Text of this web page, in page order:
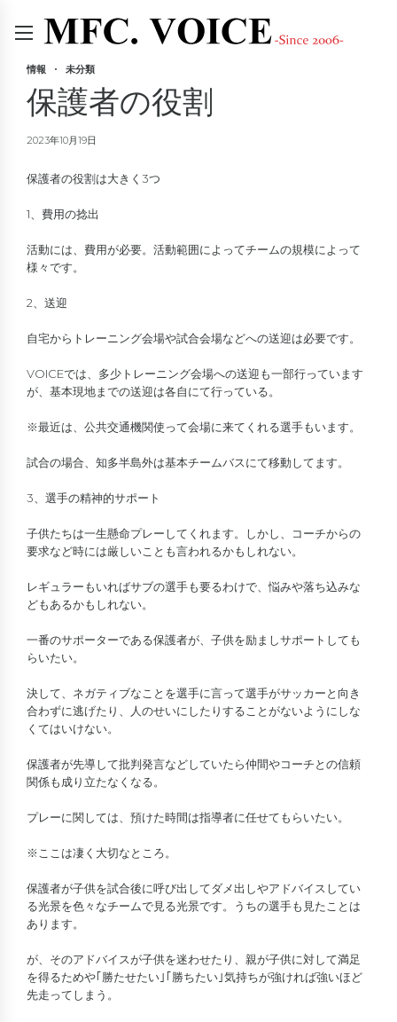
情報 未分類
保護者の役割
2023年10月19日
保護者の役割は大きく3つ
1、費用の捻出
活動には、費用が必要。活動範囲によってチームの規模によって
様々です。
2、送迎
自宅からトレーニング会場や試合会場などへの送迎は必要です。
VOICEでは、多少トレーニング会場への送迎も一部行っています
が、基本現地までの送迎は各自にて行っている。
※最近は、公共交通機関使って会場に来てくれる選手もいます。
試合の場合、知多半島外は基本チームバスにて移動してます。
3、選手の精神的サポート
子供たちは一生懸命プレーしてくれます。しかし、コーチからの
要求など時には厳しいことも言われるかもしれない。
レギュラーもいればサブの選手も要るわけで、悩みや落ち込みな
どもあるかもしれない。
一番のサポーターである保護者が、子供を励ましサポートしても
らいたい。
決して、ネガティブなことを選手に言って選手がサッカーと向き
合わずに逃げたり、人のせいにしたりすることがないようにしな
くてはいけない。
保護者が先導して批判発言などしていたら仲間やコーチとの信頼
関係も成り立たなくなる。
プレーに関しては、預けた時間は指導者に任せてもらいたい。
※ここは凄く大切なところ。
保護者が子供を試合後に呼び出してダメ出しやアドバイスしてい
る光景を色々なチームで見る光景です。うちの選手も見たことは
あります。
が、そのアドバイスが子供を迷わせたり、親が子供に対して満足
を得るためや｢勝たせたい｣｢勝ちたい｣気持ちが強ければ強いほど
先走ってしまう。